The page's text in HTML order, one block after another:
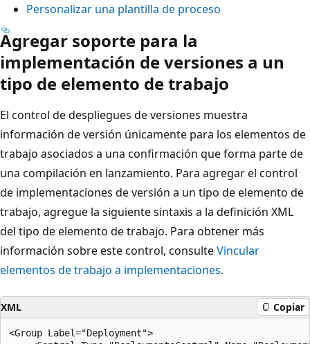
Personalizar una plantilla de proceso
Agregar soporte para la
implementación de versiones a un
tipo de elemento de trabajo
El control de despliegues de versiones muestra
información de versión únicamente para los elementos de
trabajo asociados a una confirmación que forma parte de
una compilación en lanzamiento. Para agregar el control
de implementaciones de versión a un tipo de elemento de
trabajo, agregue la siguiente sintaxis a la definición XML
del tipo de elemento de trabajo. Para obtener más
información sobre este control, consulteVincular
elementos de trabajo a implementaciones.
XML Copiar
<Group Label="Deployment">